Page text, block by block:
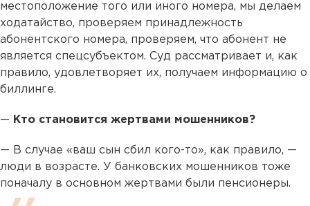
местоположение того или иного номера, мы делаем
ходатайство, проверяем принадлежность
абонентского номера, проверяем, что абонент не
является спецсубъектом. Суд рассматривает и, как
правило, удовлетворяет их, получаем информацию о
биллинге.
— Кто становится жертвами мошенников?
— В случае «ваш сын сбил кого-то», как правило, —
люди в возрасте. У банковских мошенников тоже
поначалу в основном жертвами были пенсионеры.